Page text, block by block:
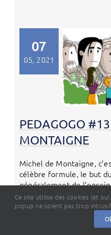
07
05, 2021
PEDAGOGO
MONTAIGNE
Michel de Montaigne,
célèbre formule, le but
généralement de
l’élève est de « faire la
Ce site utilise des cookies (et
popup ne soient pas trop